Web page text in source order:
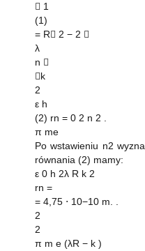
 1
(1)
= R 2 − 2 
λ
n 
k
2
ε h
(2) rn = 0 2 n 2 .
π me
Po wstawieniu n2
równania (2) mamy:
ε 0 h 2λ R k 2
rn =
= 4,75 ⋅ 10−10 m. .
2
2
π m e (λR − k )